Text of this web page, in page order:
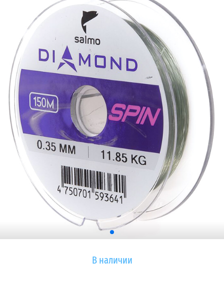
В наличии